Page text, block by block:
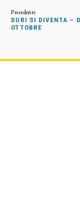
DURI SI DIVENTA –
OTTOBRE